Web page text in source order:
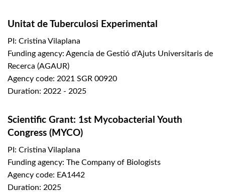
Unitat de Tuberculosi Experimental
PI: Cristina Vilaplana
Funding agency: Agencia de Gestió d'Ajuts Universitaris de
Recerca (AGAUR)
Agency code: 2021 SGR 00920
Duration: 2022 - 2025
Scientific Grant: 1st Mycobacterial Youth
Congress (MYCO)
PI: Cristina Vilaplana
Funding agency: The Company of Biologists
Agency code: EA1442
Duration: 2025